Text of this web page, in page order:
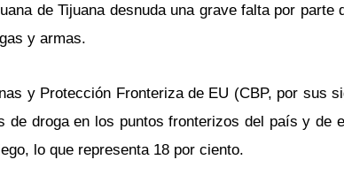
de Tijuana desnuda una grave falta por
y armas.
y Protección Fronteriza de EU (CBP, por sus
de droga en los puntos fronterizos del país y de
lo que representa 18 por ciento.